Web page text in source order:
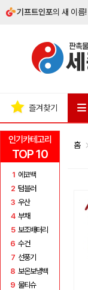
기프트인포의 새 이름!
인기카테고리
TOP 10
1 에코백
2 텀블러
3 우산
4 부채
5 보조배터리
6 수건
7 선풍기
8 보온보냉백
9 물티슈
즐겨찾기
홈